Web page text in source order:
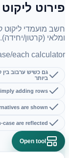
פירוט
חשב מועמדי ליקוט
ומלאי (קרטון/יחידה).
each calculator
גם כשיש ערבוב בין
ביותר
adding rows
are shown
are reflected
Open tool